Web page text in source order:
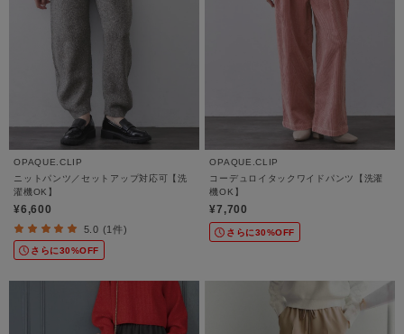
OPAQUE.CLIP
ニットパンツ／セットアップ対応可【洗
濯機OK】
¥6,600
5.0 (1件)
さらに30%OFF
OPAQUE.CLIP
コーデュロイタックワイドパンツ【洗濯
機OK】
¥7,700
さらに30%OFF